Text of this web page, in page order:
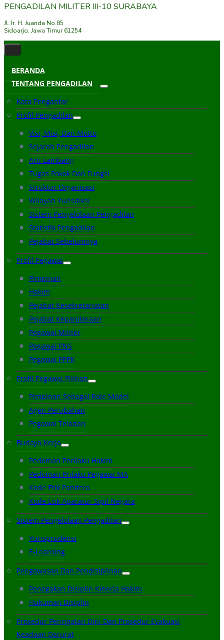
PENGADILAN MILITER III-10 SURABAYA
Jl. Ir. H. Juanda No.85
Sidoarjo, Jawa Timur 61254
BERANDA
TENTANG PENGADILAN
Kata Pengantar
Profil Pengadilan
Visi, Misi, Dan Motto
Sejarah Pengadilan
Arti Lambang
Tugas Pokok Dan Fungsi
Struktur Organisasi
Wilayah Yurisdiksi
Sistem Pengelolaan Pengadilan
Statistik Pengadilan
Pejabat Sebelumnya
Profil Pegawai
Pimpinan
Hakim
Pejabat Kesekretariatan
Pejabat Kepaniteraan
Pegawai Militer
Pegawai PNS
Pegawai PPPK
Profil Pegawai Pilihan
Pimpinan Sebagai Role Model
Agen Perubahan
Pegawai Teladan
Budaya Kerja
Pedoman Perilaku Hakim
Pedoman Prilaku Pegawai MA
Kode Etik Panitera
Kode Etik Aparatur Sipil Negara
Sistem Pengelolaan Pengadilan
Yurisprudensi
E-Learning
Pengawasan Dan Pendisiplinan
Penegakan Disiplin Kinerja Hakim
Hukuman Disiplin
Prosedur Peringatan Dini Dan Prosedur Evakuasi
Keadaan Darurat